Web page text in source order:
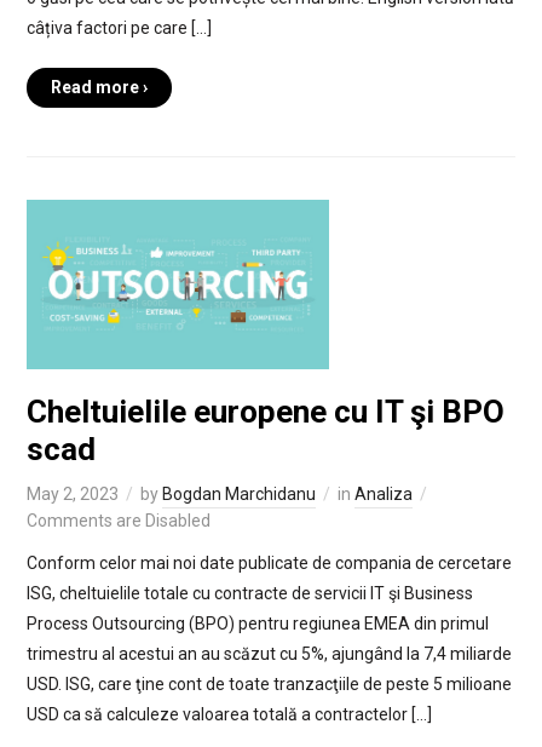
câțiva factori pe care […]
Read more ›
Cheltuielile europene cu IT şi BPO
scad
May 2, 2023 by Bogdan Marchidanu in Analiza
Comments are Disabled
Conform celor mai noi date publicate de compania de cercetare
ISG, cheltuielile totale cu contracte de servicii IT şi Business
Process Outsourcing (BPO) pentru regiunea EMEA din primul
trimestru al acestui an au scăzut cu 5%, ajungând la 7,4 miliarde
USD. ISG, care ţine cont de toate tranzacţiile de peste 5 milioane
USD ca să calculeze valoarea totală a contractelor […]